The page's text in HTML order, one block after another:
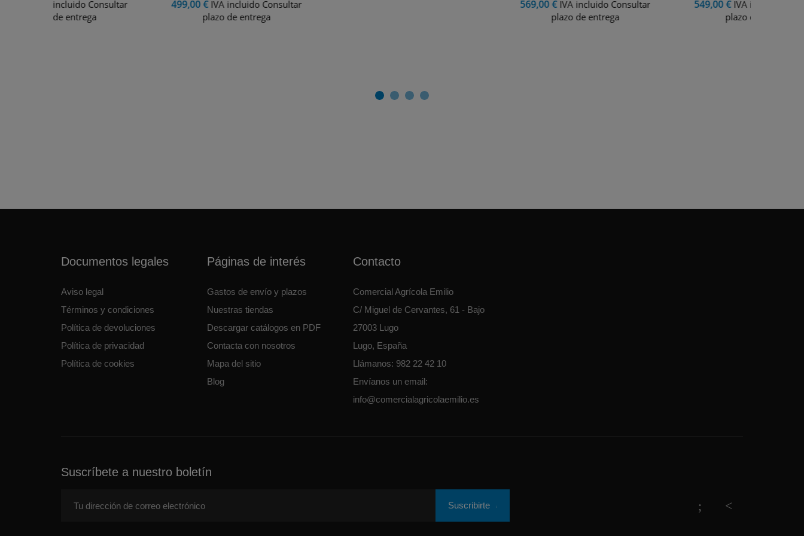
499,00 €IVA incluido Consultar
IVA incluido Consultar
549,00 €IVA incluido Consultar
Documentos legales
Aviso legal
Términos y condiciones
Política de devoluciones
Política de privacidad
Política de cookies
Páginas de interés
Gastos de envío y plazos
Nuestras tiendas
Descargar catálogos en PDF
Contacta con nosotros
Mapa del sitio
Blog
Contacto
Comercial Agrícola Emilio
C/ Miguel de Cervantes, 61 - Bajo
27003 Lugo
Lugo, España
Llámanos: 982 22 42 10
Envíanos un email:
info@comercialagricolaemilio.es
Suscríbete a nuestro boletín
Suscribirte